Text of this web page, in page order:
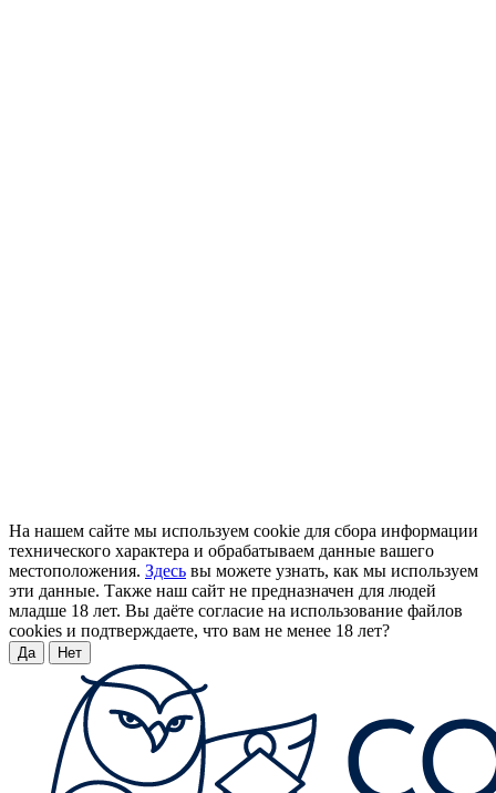
На нашем сайте мы используем cookie для сбора информации
технического характера и обрабатываем данные вашего
местоположения. Здесь вы можете узнать, как мы используем
эти данные. Также наш сайт не предназначен для людей
младше 18 лет. Вы даёте согласие на использование файлов
cookies и подтверждаете, что вам не менее 18 лет?
Да Нет